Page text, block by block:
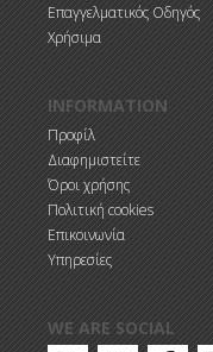
Επαγγελματικός Οδηγός
Χρήσιμα
INFORMATION
Προφίλ
Διαφημιστείτε
Όροι χρήσης
Πολιτική cookies
Επικοινωνία
Υπηρεσίες
WE ARE SOCIAL